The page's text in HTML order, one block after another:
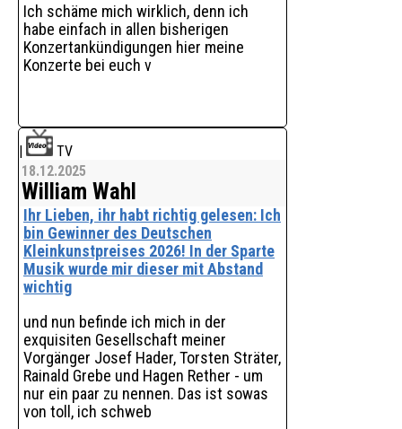
Ich schäme mich wirklich, denn ich
habe einfach in allen bisherigen
Konzertankündigungen hier meine
Konzerte bei euch v
|
TV
18.12.2025
William Wahl
Ihr Lieben, ihr habt richtig gelesen: Ich
bin Gewinner des Deutschen
Kleinkunstpreises 2026! In der Sparte
Musik wurde mir dieser mit Abstand
wichtig
und nun befinde ich mich in der
exquisiten Gesellschaft meiner
Vorgänger Josef Hader, Torsten Sträter,
Rainald Grebe und Hagen Rether - um
nur ein paar zu nennen. Das ist sowas
von toll, ich schweb